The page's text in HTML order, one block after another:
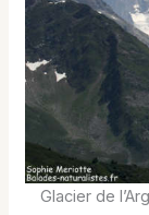
Glacier de